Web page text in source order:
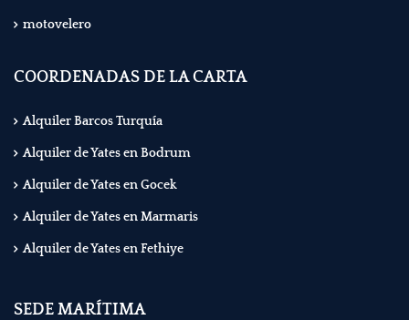
motovelero
COORDENADAS DE LA CARTA
Alquiler Barcos Turquía
Alquiler de Yates en Bodrum
Alquiler de Yates en Gocek
Alquiler de Yates en Marmaris
Alquiler de Yates en Fethiye
SEDE MARÍTIMA